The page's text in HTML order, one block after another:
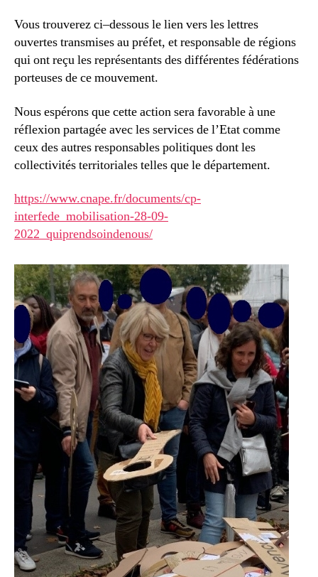
Vous trouverez ci–dessous le lien vers les lettres
ouvertes transmises au préfet, et responsable de régions
qui ont reçu les représentants des différentes fédérations
porteuses de ce mouvement.
Nous espérons que cette action sera favorable à une
réflexion partagée avec les services de l’Etat comme
ceux des autres responsables politiques dont les
collectivités territoriales telles que le département.
https://www.cnape.fr/documents/cp-
interfede_mobilisation-28-09-
2022_quiprendsoindenous/